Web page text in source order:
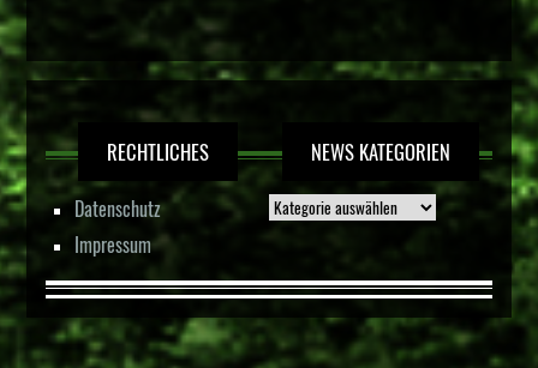
RECHTLICHES
Datenschutz
Impressum
NEWS KATEGORIEN